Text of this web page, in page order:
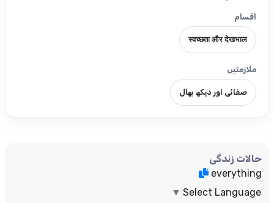
اقسام
स्वच्छता और देखभाल
ملازمتیں
صفائی اور دیکھ بھال
حالات زندگی
everything
Select Language
▼